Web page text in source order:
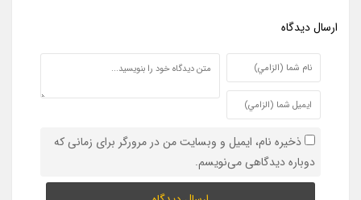
ارسال ديدگاه
ذخیره نام، ایمیل و وبسایت من در مرورگر برای زمانی که
دوباره دیدگاهی می‌نویسم.